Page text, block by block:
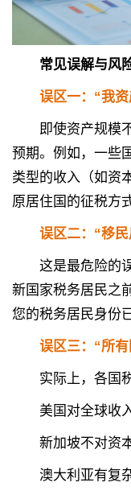
常见误解与风
误区一：“我资
即使资产规模不
预期。例如，一些
类型的收入（如资
原居住国的征税方式
误区二：“移民
这是最危险的误
新国家税务居民之
您的税务居民身份
误区三：“所有
实际上，各国税
美国对全球收入
新加坡不对资本
澳大利亚有复杂